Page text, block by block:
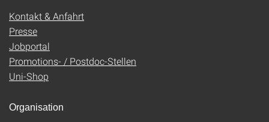
Kontakt & Anfahrt
Presse
Jobportal
Promotions- / Postdoc-Stellen
Uni-Shop
Organisation